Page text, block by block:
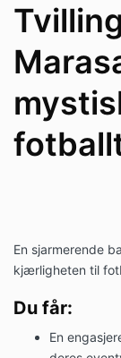
En sjarmerende
kjærligheten til
Du får:
En